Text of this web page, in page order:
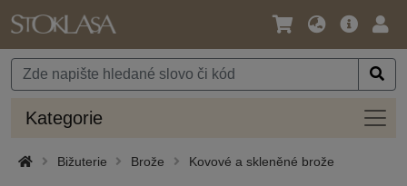
Jazyk
Měna
Hlavní
Kategorie
Bižuterie Brože Kovové a skleněné brože